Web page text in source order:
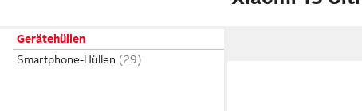
Gerätehüllen
Smartphone-Hüllen